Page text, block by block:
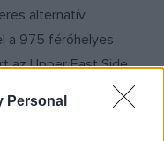
Personal
alternatív
a 975 férőhelyes
az Upper East Side
épületen belül